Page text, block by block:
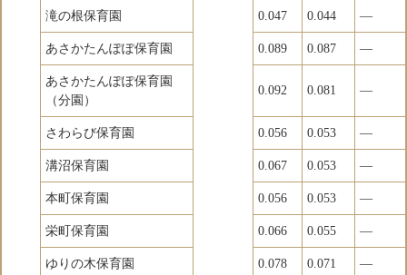
滝の根保育園 0.047 0.044 ―
あさかたんぽぽ保育園 0.089 0.087 ―
あさかたんぽぽ保育園
（分園）
0.092 0.081 ―
さわらび保育園 0.056 0.053 ―
溝沼保育園 0.067 0.053 ―
本町保育園 0.056 0.053 ―
栄町保育園 0.066 0.055 ―
ゆりの木保育園 0.078 0.071 ―